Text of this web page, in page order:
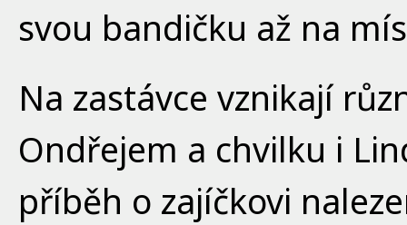
svou bandičku až na
Na zastávce vznikají
Ondřejem a chvilku i
příběh o zajíčkovi